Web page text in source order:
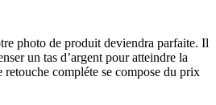
photo de produit deviendra parfaite. Il
un tas d’argent pour atteindre la
compléte se compose du prix